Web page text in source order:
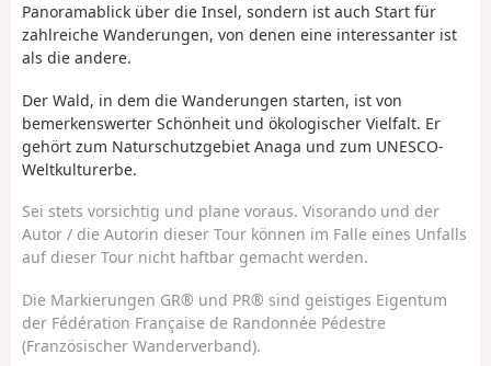
Panoramablick über die Insel, sondern ist auch Start für
zahlreiche Wanderungen, von denen eine interessanter ist
als die andere.
Der Wald, in dem die Wanderungen starten, ist von
bemerkenswerter Schönheit und ökologischer Vielfalt. Er
gehört zum Naturschutzgebiet Anaga und zum UNESCO-
Weltkulturerbe.
Sei stets vorsichtig und plane voraus. Visorando und der
Autor / die Autorin dieser Tour können im Falle eines Unfalls
auf dieser Tour nicht haftbar gemacht werden.
Die Markierungen GR® und PR® sind geistiges Eigentum
der Fédération Française de Randonnée Pédestre
(Französischer Wanderverband).